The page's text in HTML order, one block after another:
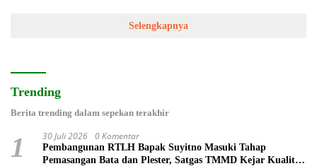
Selengkapnya
Trending
Berita trending dalam sepekan terakhir
1 30 Juli 2026 0 Komentar
Pembangunan RTLH Bapak Suyitno Masuki Tahap
Pemasangan Bata dan Plester, Satgas TMMD Kejar Kualitas